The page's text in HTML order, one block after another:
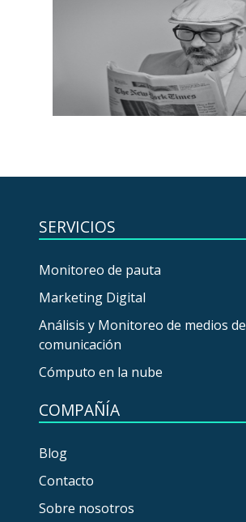
SERVICIOS
Monitoreo de pauta
Marketing Digital
Análisis y Monitoreo de medios de
comunicación
Cómputo en la nube
COMPAÑÍA
Blog
Contacto
Sobre nosotros